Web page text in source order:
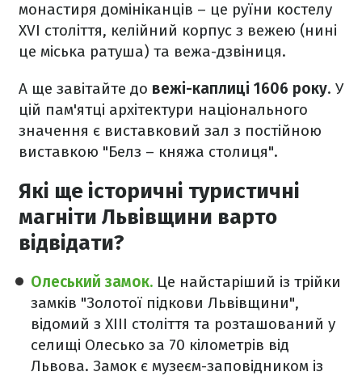
монастиря домініканців – це руїни костелу
XVI століття, келійний корпус з вежею (нині
це міська ратуша) та вежа-дзвіниця.
А ще завітайте до вежі-каплиці 1606 року. У
цій пам'ятці архітектури національного
значення є виставковий зал з постійною
виставкою "Белз – княжа столиця".​
Які ще історичні туристичні
магніти Львівщини варто
відвідати?
Олеський замок. Це найстаріший із трійки
замків "Золотої підкови Львівщини",
відомий з XIII століття та розташований у
селищі Олесько за 70 кілометрів від
Львова. Замок є музеєм-заповідником із